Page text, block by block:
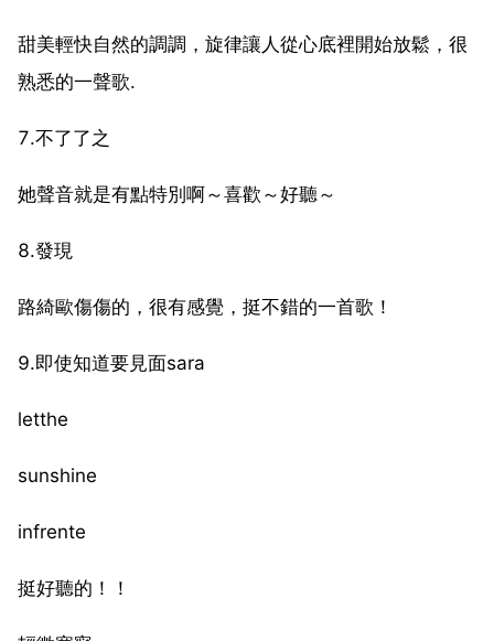
甜美輕快自然的調調，旋律讓人從心底裡開始放鬆，很
熟悉的一聲歌.
7.不了了之
她聲音就是有點特別啊～喜歡～好聽～
8.發現
路綺歐傷傷的，很有感覺，挺不錯的一首歌！
9.即使知道要見面sara
letthe
sunshine
infrente
挺好聽的！！